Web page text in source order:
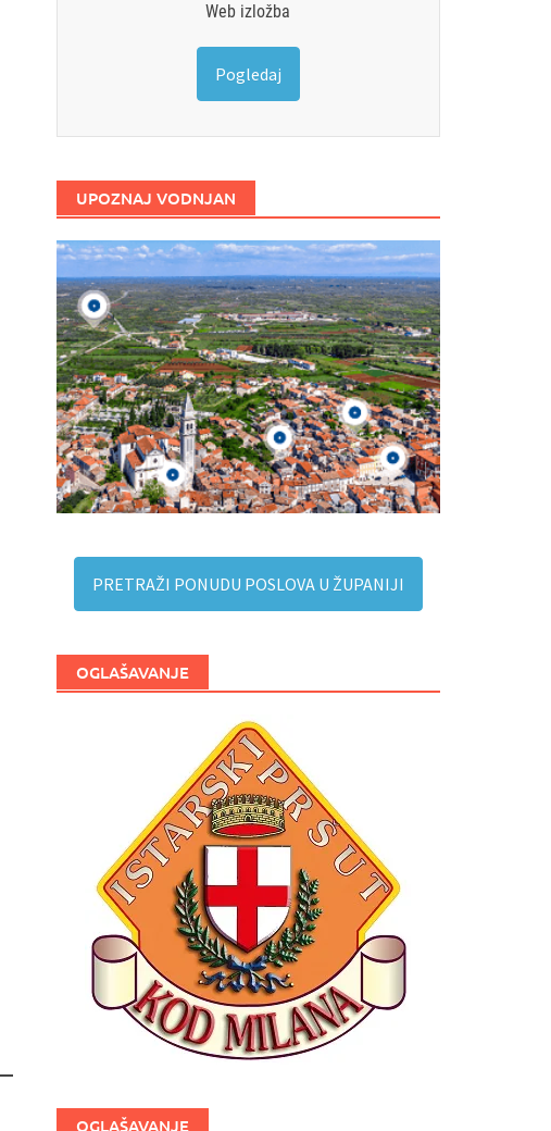
Web izložba
Pogledaj
UPOZNAJ VODNJAN
PRETRAŽI PONUDU POSLOVA U ŽUPANIJI
OGLAŠAVANJE
OGLAŠAVANJE